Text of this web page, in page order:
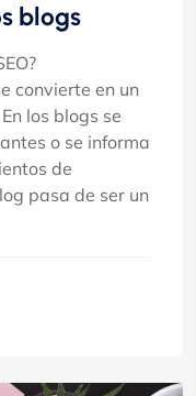
blogs
convierte en un
los blogs se
o se informa
de
pasa de ser un